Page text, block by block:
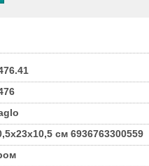
см 6936763300559